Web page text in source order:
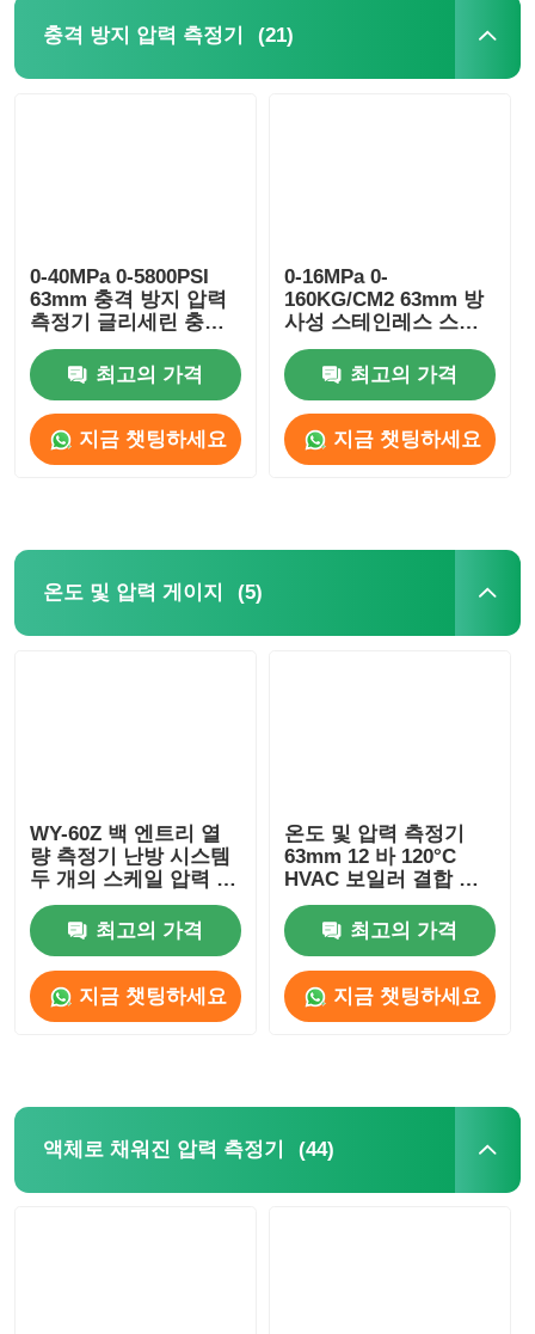
충격 방지 압력 측정기 (21)
0-40MPa 0-5800PSI
63mm 충격 방지 압력
측정기 글리세린 충전
수압 전력 장치 모니터
링
최고의 가격
지금 챗팅하세요
0-16MPa 0-
160KG/CM2 63mm 방
사성 스테인레스 스틸
압력 측정기 글리세린
가득
최고의 가격
지금 챗팅하세요
온도 및 압력 게이지 (5)
WY-60Z 백 엔트리 열
량 측정기 난방 시스템
두 개의 스케일 압력 및
온도 측정기 OEM
ODM
최고의 가격
지금 챗팅하세요
온도 및 압력 측정기
63mm 12 바 120°C
HVAC 보일러 결합 측
정기
최고의 가격
지금 챗팅하세요
액체로 채워진 압력 측정기 (44)